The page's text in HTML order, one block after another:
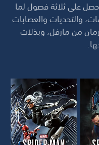
على ثلاثة فصول لما
والتحديات والعصابات
من مارفل، وبذلات